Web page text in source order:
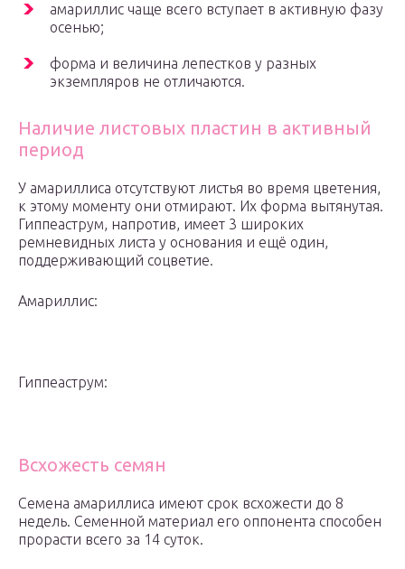
амариллис чаще всего вступает в активную фазу
осенью;
форма и величина лепестков у разных
экземпляров не отличаются.
Наличие листовых пластин в активный
период
У амариллиса отсутствуют листья во время цветения,
к этому моменту они отмирают. Их форма вытянутая.
Гиппеаструм, напротив, имеет 3 широких
ремневидных листа у основания и ещё один,
поддерживающий соцветие.
Амариллис:
Гиппеаструм:
Всхожесть семян
Семена амариллиса имеют срок всхожести до 8
недель. Семенной материал его оппонента способен
прорасти всего за 14 суток.